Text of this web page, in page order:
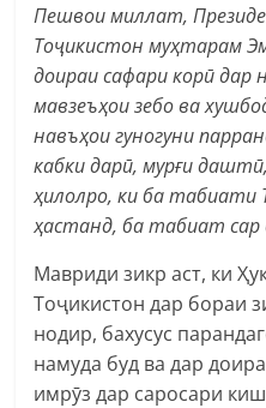
Пешвои миллат,
Тоҷикистон муҳтарам
доираи сафари корӣ дар
мавзеъҳои зебо ва
навъҳои гуногуни
кабки дарӣ, мурғи
ҳилолро, ки ба табиати
ҳастанд, ба табиат сар
Мавриди зикр аст, ки
Тоҷикистон дар бораи
нодир, бахусус
намуда буд ва дар
имрӯз дар саросари